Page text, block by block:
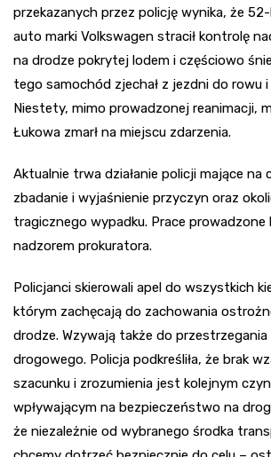
przekazanych przez policję wynika, że
auto marki Volkswagen stracił kontrolę
na drodze pokrytej lodem i częściowo
tego samochód zjechał z jezdni do rowu i
Niestety, mimo prowadzonej reanimacji,
Łukowa zmarł na miejscu zdarzenia.
Aktualnie trwa działanie policji mające na
zbadanie i wyjaśnienie przyczyn oraz
tragicznego wypadku. Prace prowadzone
nadzorem prokuratora.
Policjanci skierowali apel do wszystkich
którym zachęcają do zachowania
drodze. Wzywają także do
drogowego. Policja podkreśliła, że brak
szacunku i zrozumienia jest kolejnym
wpływającym na bezpieczeństwo na
że niezależnie od wybranego środka